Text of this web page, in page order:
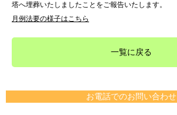
塔へ埋葬いたしましたことをご報告いたします。
月例法要の様子はこちら
一覧に戻る
お電話でのお問い合わせ